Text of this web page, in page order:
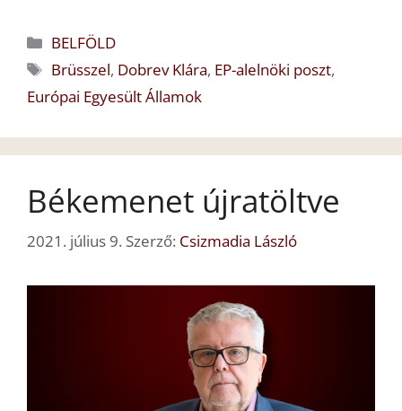
Kategória
BELFÖLD
Címkék
Brüsszel, Dobrev Klára, EP-alelnöki poszt,
Európai Egyesült Államok
Békemenet újratöltve
2021. július 9. Szerző: Csizmadia László